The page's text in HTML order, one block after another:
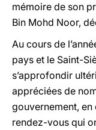
mémoire de son
Bin Mohd Noor,
Au cours de
pays et le Saint-
s’approfondir
appréciées de
gouvernement,
rendez-vous qui